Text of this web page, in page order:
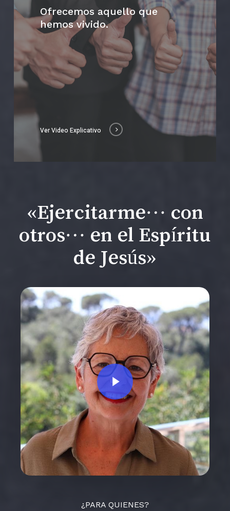
Ofrecemos aquello que
hemos vivido.
Ver Video Explicativo
«Ejercitarme… con
otros… en el Espíritu
de Jesús»
Play Video
¿PARA QUIENES?